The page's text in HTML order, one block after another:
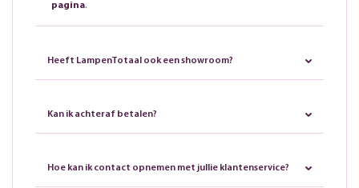
pagina.
Heeft LampenTotaal ook een showroom?
Kan ik achteraf betalen?
Hoe kan ik contact opnemen met jullie klantenservice?